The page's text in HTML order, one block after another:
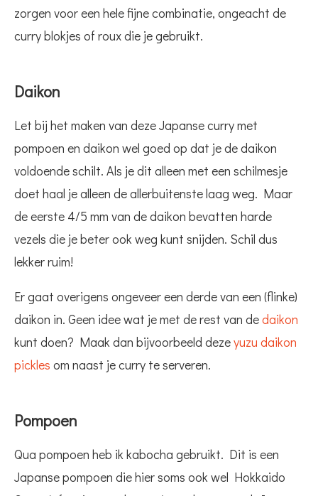
zorgen voor een hele fijne combinatie, ongeacht de
curry blokjes of roux die je gebruikt.
Daikon
Let bij het maken van deze Japanse curry met
pompoen en daikon wel goed op dat je de daikon
voldoende schilt. Als je dit alleen met een schilmesje
doet haal je alleen de allerbuitenste laag weg. Maar
de eerste 4/5 mm van de daikon bevatten harde
vezels die je beter ook weg kunt snijden. Schil dus
lekker ruim!
Er gaat overigens ongeveer een derde van een (flinke)
daikon in. Geen idee wat je met de rest van dedaikon
kunt doen? Maak dan bijvoorbeeld dezeyuzu daikon
pickles om naast je curry te serveren.
Pompoen
Qua pompoen heb ik kabocha gebruikt. Dit is een
Japanse pompoen die hier soms ook wel Hokkaido